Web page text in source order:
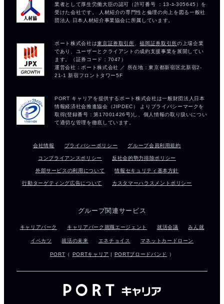
会社情報 プライバシーポリシー グループ会員利用規約
コンプライアンスポリシー 反社会的勢力排除ポリシー
外部サービスの利用について 情報セキュリティ基本方針
行動ターゲティング広告について カスタマーハラスメントポリシー